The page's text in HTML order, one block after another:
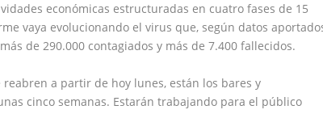
económicas estructuradas en cuatro fases de 15
vaya evolucionando el virus que, según datos
de 290.000 contagiados y más de 7.400 fallecidos.
a partir de hoy lunes, están los bares y
cinco semanas. Estarán trabajando para el público